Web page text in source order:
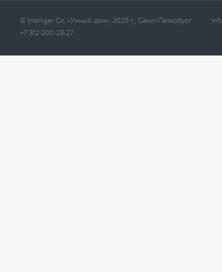
© Intelliger Co, «Умный дом», 2025 г., Санкт-Петербург
+7 812-200-28-27